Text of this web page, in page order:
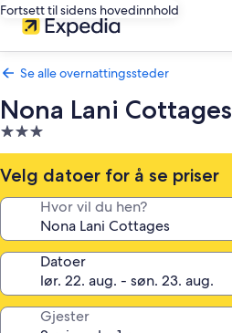
Fortsett til sidens hovedinnhold
Se alle overnattingssteder
Nona Lani Cottages
Overnattingssted
med
3.0
stjerner
Velg datoer for å se priser
Hvor vil du hen?
Datoer
Gjester